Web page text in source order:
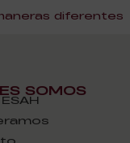
diferentes
SOMOS